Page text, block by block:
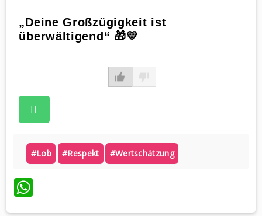
„Deine Großzügigkeit ist
überwältigend“ 🎁💛
#lob #respekt #wertschätzung
WhatsApp